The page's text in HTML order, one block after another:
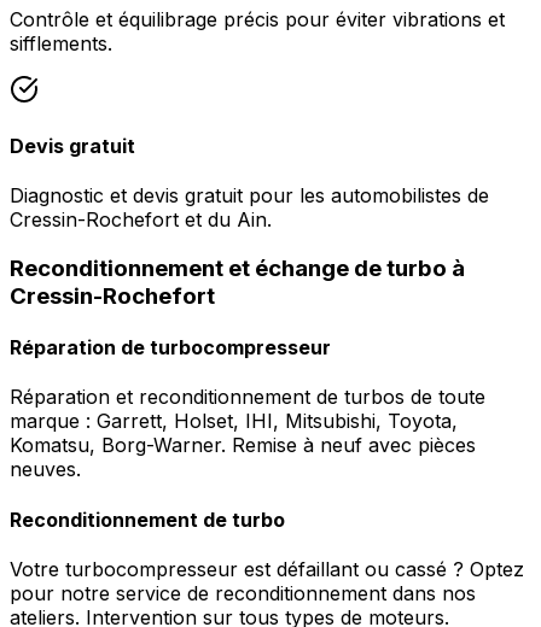
Contrôle et équilibrage précis pour éviter vibrations et
sifflements.
Devis gratuit
Diagnostic et devis gratuit pour les automobilistes de
Cressin-Rochefort et du Ain.
Reconditionnement et échange de turbo à
Cressin-Rochefort
Réparation de turbocompresseur
Réparation et reconditionnement de turbos de toute
marque : Garrett, Holset, IHI, Mitsubishi, Toyota,
Komatsu, Borg-Warner. Remise à neuf avec pièces
neuves.
Reconditionnement de turbo
Votre turbocompresseur est défaillant ou cassé ? Optez
pour notre service de reconditionnement dans nos
ateliers. Intervention sur tous types de moteurs.